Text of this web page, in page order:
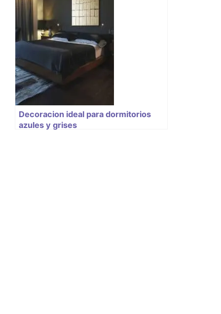
Decoracion ideal para dormitorios
azules y grises